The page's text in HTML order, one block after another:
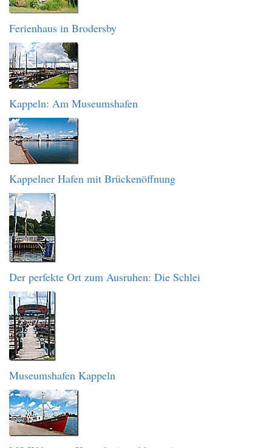
Ferienhaus in Brodersby
Kappeln: Am Museumshafen
Kappelner Hafen mit Brückenöffnung
Der perfekte Ort zum Ausruhen: Die Schlei
Museumshafen Kappeln